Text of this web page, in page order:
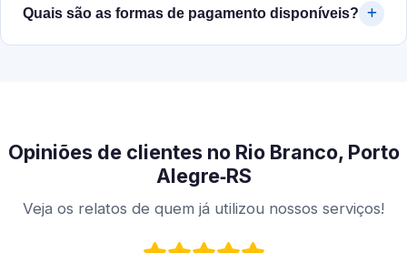
Quais são as formas de pagamento disponíveis?
Opiniões de clientes no Rio Branco, Porto
Alegre‑RS
Veja os relatos de quem já utilizou nossos serviços!